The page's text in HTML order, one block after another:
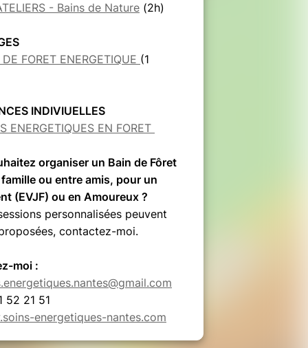
- Bains de Nature (2h)
FORET ENERGETIQUE (1
INDIVIUELLES
ENERGETIQUES EN FORET
organiser un Bain de Fôret
ou entre amis, pour un
(EVJF) ou en Amoureux ?
personnalisées peuvent
contactez-moi.
moi :
52 21 51
energetiques-nantes.com